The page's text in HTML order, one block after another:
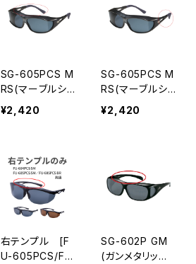
SG-605PCS M
RS(マーブルシ
ルバー) パーツ
右テンプル
¥2,420
SG-605PCS M
RS(マーブルシ
ルバー) パーツ
左テンプル
¥2,420
右テンプル [F
U-605PCS/FU
SG-602P GM
(ガンメタリック)